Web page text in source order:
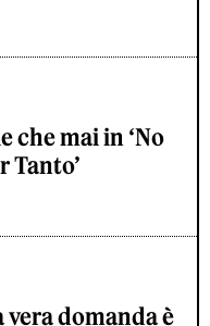
che mai in ‘No
Tanto’
vera domanda è